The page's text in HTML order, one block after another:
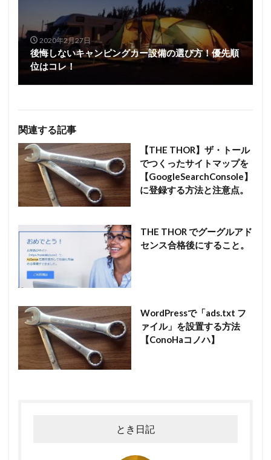
2020年2月27日
後悔しないキャンピングカー設備の選び方！優先順
位はコレ！
関連する記事
【THE THOR】ザ・トール
でつくったサイトマップを
【GoogleSearchConsole】
に登録する方法と注意点。
THE THOR でグーグルアド
センス合格後にすること。
WordPressで「ads.txt フ
ァイル」を設置する方法
【ConoHaコノハ】
とき日記